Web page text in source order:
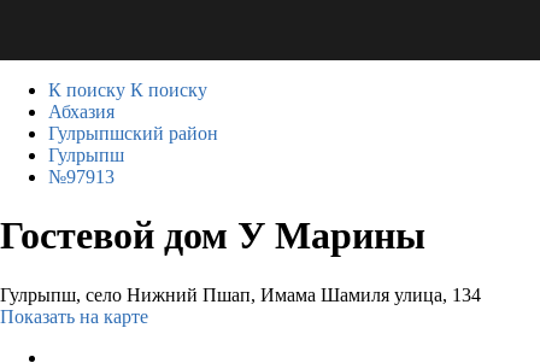
К поиску К поиску
Абхазия
Гулрыпшский район
Гулрыпш
№97913
Гостевой дом У Марины
Гулрыпш, село Нижний Пшап, Имама Шамиля улица, 134
Показать на карте